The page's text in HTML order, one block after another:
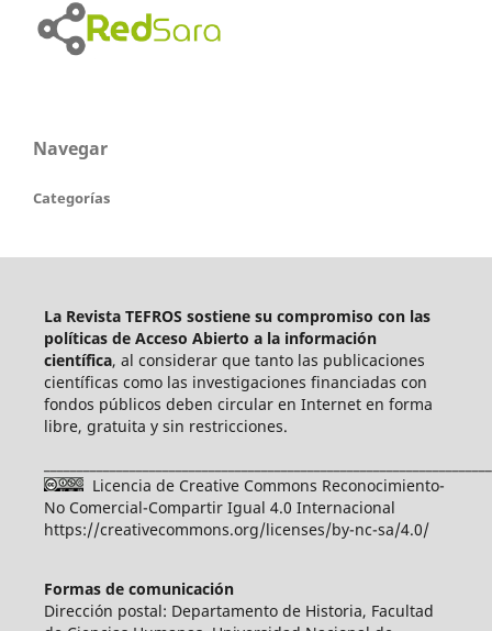
Navegar
Categorías
La Revista TEFROS sostiene su compromiso con las
políticas de Acceso Abierto a la información
científica, al considerar que tanto las publicaciones
científicas como las investigaciones financiadas con
fondos públicos deben circular en Internet en forma
libre, gratuita y sin restricciones.
Licencia de Creative Commons Reconocimiento-
No Comercial-Compartir Igual 4.0 Internacional
https://creativecommons.org/licenses/by-nc-sa/4.0/
Formas de comunicación
Dirección postal: Departamento de Historia, Facultad